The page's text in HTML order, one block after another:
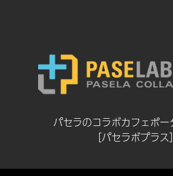
パセラのコラボカフェポー
［パセラボプラス］